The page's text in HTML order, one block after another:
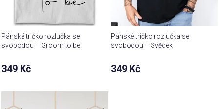
Pánské tričko rozlučka se
svobodou – Groom to be
349 Kč
Pánské tričko rozlučka se
svobodou – Svědek
349 Kč